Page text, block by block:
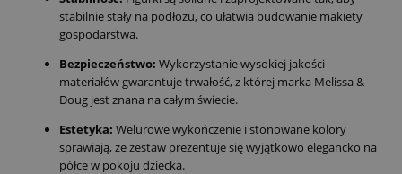
stabilnie stały na podłożu, co ułatwia budowanie makiety
gospodarstwa.
Bezpieczeństwo: Wykorzystanie wysokiej jakości
materiałów gwarantuje trwałość, z której marka Melissa &
Doug jest znana na całym świecie.
Estetyka: Welurowe wykończenie i stonowane kolory
sprawiają, że zestaw prezentuje się wyjątkowo elegancko na
półce w pokoju dziecka.